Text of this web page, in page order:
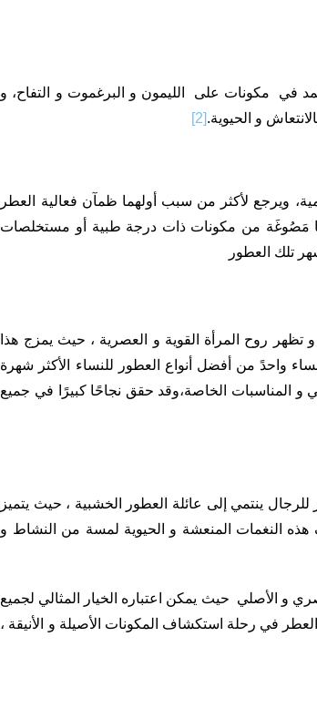
في مكونات على الليمون و البرغموت و التفاح، و
و الحيوية.[2]
ويرجع لأكثر من سبب أولهما ظمآن فعالية العطر
مَصُوغَة من مكونات ذات درجة طبية أو مستخلصات
تلك العطور
و تظهر روح المرأة القوية و العصرية ، حيث يمزج هذا
واحدً من أفضل أنواع العطور للنساء الأكثر شهرة
و المناسبات الخاصة،وقد حقق نجاحًا كبيرًا في جميع
ينتمي إلى عائلة العطور الخشبية ، حيث يتميز
هذه النغمات المنعشة و الحيوية لمسة من النشاط و
و الأصلي حيث يمكن اعتباره الخيار المثالي لجميع
في رحلة استكشاف المكونات الأصيلة و الأنيقة ،